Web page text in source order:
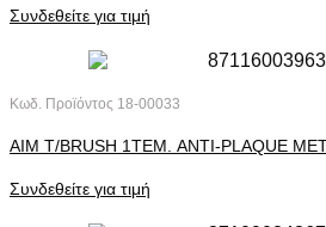
Συνδεθείτε για τιμή
Κωδ. Προϊόντος 18-00033
AIM T/BRUSH 1ΤΕΜ. ANTI-PLAQUE
Συνδεθείτε για τιμή